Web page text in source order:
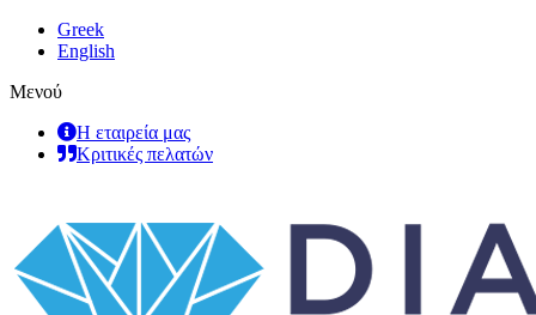
Greek
English
Μενού
Η εταιρεία μας
Κριτικές πελατών